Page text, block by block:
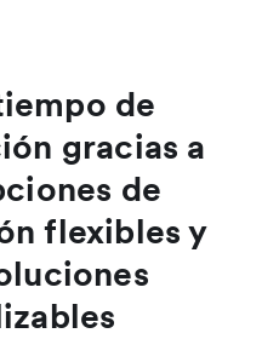
de
gracias a
de
flexibles y